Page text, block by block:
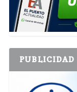
PUBLICIDAD